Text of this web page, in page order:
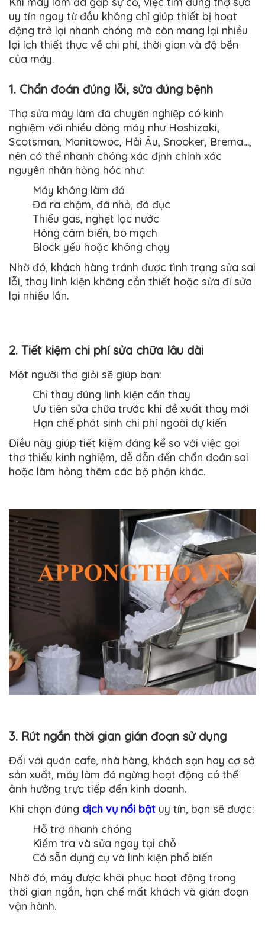
uy tín ngay từ đầu không chỉ giúp thiết bị hoạt
động trở lại nhanh chóng mà còn mang lại nhiều
lợi ích thiết thực về chi phí, thời gian và độ bền
của máy.
1. Chẩn đoán đúng lỗi, sửa đúng bệnh
Thợ sửa máy làm đá chuyên nghiệp có kinh
nghiệm với nhiều dòng máy như Hoshizaki,
Scotsman, Manitowoc, Hải Âu, Snooker, Brema…,
nên có thể nhanh chóng xác định chính xác
nguyên nhân hỏng hóc như:
Máy không làm đá
Đá ra chậm, đá nhỏ, đá đục
Thiếu gas, nghẹt lọc nước
Hỏng cảm biến, bo mạch
Block yếu hoặc không chạy
Nhờ đó, khách hàng tránh được tình trạng sửa sai
lỗi, thay linh kiện không cần thiết hoặc sửa đi sửa
lại nhiều lần.
2. Tiết kiệm chi phí sửa chữa lâu dài
Một người thợ giỏi sẽ giúp bạn:
Chỉ thay đúng linh kiện cần thay
Ưu tiên sửa chữa trước khi đề xuất thay mới
Hạn chế phát sinh chi phí ngoài dự kiến
Điều này giúp tiết kiệm đáng kể so với việc gọi
thợ thiếu kinh nghiệm, dễ dẫn đến chẩn đoán sai
hoặc làm hỏng thêm các bộ phận khác.
3. Rút ngắn thời gian gián đoạn sử dụng
Đối với quán cafe, nhà hàng, khách sạn hay cơ sở
sản xuất, máy làm đá ngừng hoạt động có thể
ảnh hưởng trực tiếp đến kinh doanh.
Khi chọn đúng dịch vụ nổi bật uy tín, bạn sẽ được:
Hỗ trợ nhanh chóng
Kiểm tra và sửa ngay tại chỗ
Có sẵn dụng cụ và linh kiện phổ biến
Nhờ đó, máy được khôi phục hoạt động trong
thời gian ngắn, hạn chế mất khách và gián đoạn
vận hành.